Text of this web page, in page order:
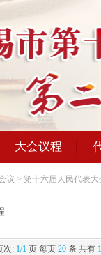
大会议程
议 > 第十六届人民代表
次: 1/1 页 每页 20 条 共有